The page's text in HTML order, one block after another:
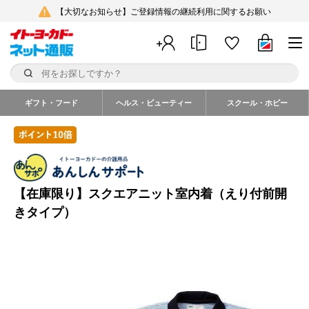
【大切なお知らせ】ご登録情報の継続利用に関するお願い
ギフト・フード ヘルス・ビューティー スクール・ホビー
【在庫限り】スクエアニット室内着（えり付前開
きタイプ）